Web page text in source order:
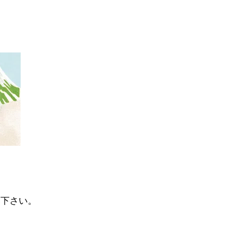
さい。